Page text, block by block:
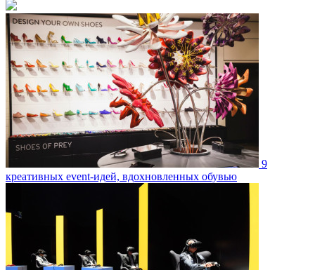
9
креативных event-идей, вдохновленных обувью